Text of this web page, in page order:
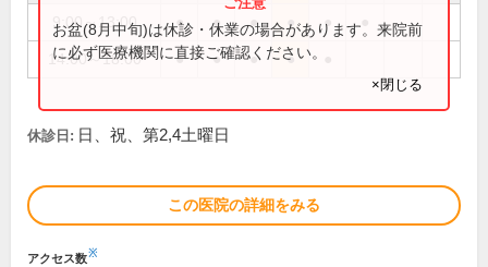
9:00～13:00 ● ● ● ● ●
14:00～18:00 ● ● ● ●
お盆(8月中旬)は休診・休業の場合があります。来院前
に必ず医療機関に直接ご確認ください。
×閉じる
休診日: 日、祝、第2,4土曜日
この医院の詳細をみる
アクセス数※